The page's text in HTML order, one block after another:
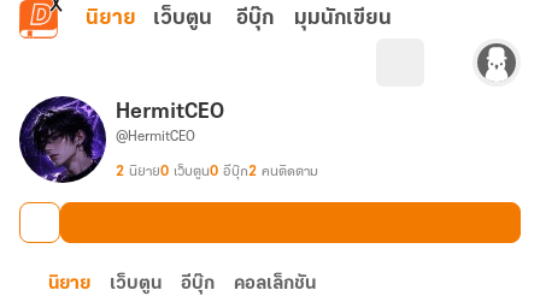
ข้ามไปยังเนื้อหาหลัก
นิยาย เว็บตูน อีบุ๊ก มุมนักเขียน
HermitCEO
@HermitCEO
2 นิยาย0 เว็บตูน0 อีบุ๊ก2 คนติดตาม
นิยาย เว็บตูน อีบุ๊ก คอลเล็กชัน